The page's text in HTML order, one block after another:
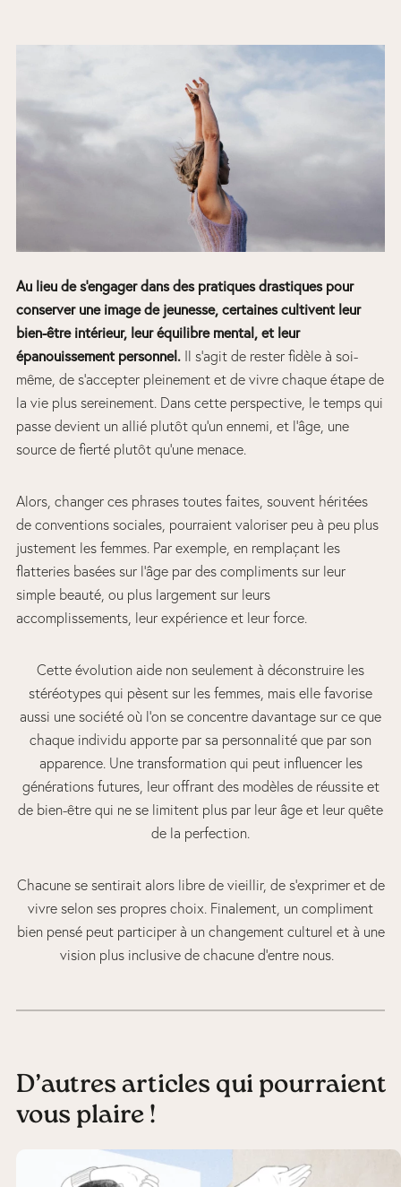
Au lieu de s’engager dans des pratiques drastiques pour
conserver une image de jeunesse, certaines cultivent leur
bien-être intérieur, leur équilibre mental, et leur
épanouissement personnel.Il s’agit de rester fidèle à soi-
même, de s’accepter pleinement et de vivre chaque étape de
la vie plus sereinement. Dans cette perspective, le temps qui
passe devient un allié plutôt qu’un ennemi, et l’âge, une
source de fierté plutôt qu’une menace.
Alors, changer ces phrases toutes faites, souvent héritées
de conventions sociales, pourraient valoriser peu à peu plus
justement les femmes. Par exemple, en remplaçant les
flatteries basées sur l’âge par des compliments sur leur
simple beauté, ou plus largement sur leurs
accomplissements, leur expérience et leur force.
Cette évolution aide non seulement à déconstruire les
stéréotypes qui pèsent sur les femmes, mais elle favorise
aussi une société où l’on se concentre davantage sur ce que
chaque individu apporte par sa personnalité que par son
apparence. Une transformation qui peut influencer les
générations futures, leur offrant des modèles de réussite et
de bien-être qui ne se limitent plus par leur âge et leur quête
de la perfection.
Chacune se sentirait alors libre de vieillir, de s’exprimer et de
vivre selon ses propres choix. Finalement, un compliment
bien pensé peut participer à un changement culturel et à une
vision plus inclusive de chacune d’entre nous.
D’autres articles qui pourraient
vous plaire !